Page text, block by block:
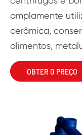
amplamente
cerâmica,
alimentos,
OBTER O PREÇO